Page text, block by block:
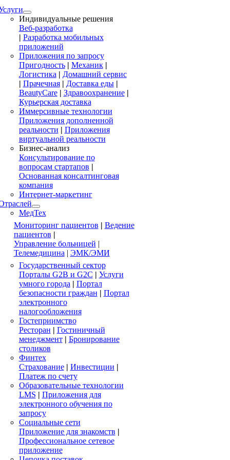
Индивидуальные решения
Веб-разработка
| Разработка мобильных
приложений
Приложения по запросу
Пригодность| Механик|
Логистика| Домашний сервис
| Прачечная | Доставка еды |
BeautyCare | Здравоохранение |
Курьерская доставка
Иммерсивные технологии
Приложения дополненной
реальности | Приложения
виртуальной реальности
Бизнес-анализ
Консультирование по
вопросам стартапов |
Основанная консалтинговая
компания
Интернет-маркетинг
МедТех
Мониторинг пациентов | Ведение
пациентов |
Управление больницей |
Телемедицина| ЭМК/ЭМИ
Государственный сектор
Порталы G2B и G2C | Услуги
умного города| Портал
безопасности граждан | Портал
электронного
налогообложения
Гостеприимство
Ресторан | Гостиничный
менеджмент| Бронирование
столиков
Финтех
Страхование| Инвестиции |
Платеж по счету
Образовательные технологии
LMS | Приложения для
электронного обучения по
запросу
Социальные сети
Приложение для знакомств |
Профессиональное сетевое
приложение